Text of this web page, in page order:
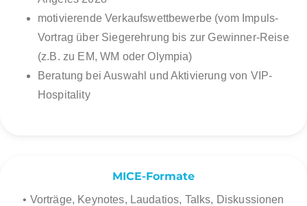
motivierende Verkaufswettbewerbe (vom Impuls-
Vortrag über Siegerehrung bis zur Gewinner-Reise
(z.B. zu EM, WM oder Olympia)
Beratung bei Auswahl und Aktivierung von VIP-
Hospitality
MICE-Formate
• Vorträge, Keynotes, Laudatios, Talks, Diskussionen